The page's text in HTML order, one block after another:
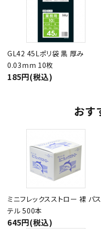
GL42 45Lポリ袋 黒 厚み
0.03mm 10枚
185円(税込)
おす
ミニフレックスストロー 裸 パス
テル 500本
645円(税込)